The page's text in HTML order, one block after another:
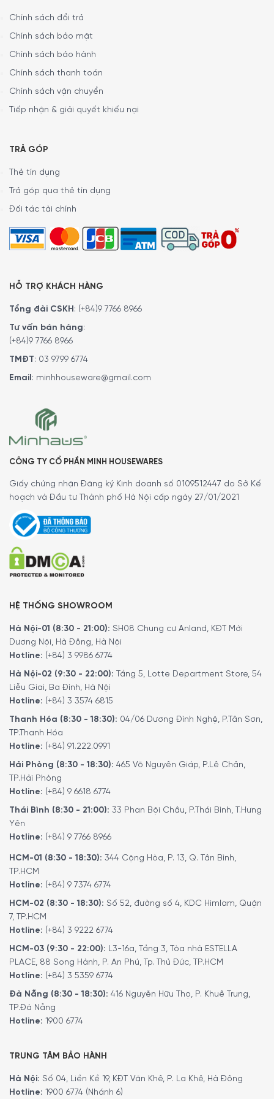
vào đáy của ống cho đến khi kem chảy ra trên miệng
ống.
Hiện tại sản phẩm
Complete Plus 100ml “
showroom cửa hàng của Minh House
vị hãy gọi điện trực tiếp vào Hotline:
tiết và đặt mua sản phẩm. Hoặc đặt hàng trực tiếp trên
website. Nhân viên tổng đài của Minh House sẽ gọi lại để
xác nhận đơn hàng với quý khách.
MINH HOUSE CAM KẾT:
Giao hàng nhanh chóng toàn quốc.
Bảo hành bằng thẻ bảo hành chính hãng từ công ty.
Ngoài ra quý khách còn có thể tham khảo thêm các sản
phẩmChăm Sóc Sức Khỏe & Làm Đẹp
bán tại các showroom củaMinh House trên toàn quốc và
website của chúng tôi.
Thêm vào đó, chúng tôi cũng có kênh
các sản phẩm, cũng như hướng dẫn sử dụng các loại thiết
bị Đồ gia dụng. Quý khách có thể tham khảo
5/5 - (2 bình chọn)
Chính sách đổi trả
Chính sách bảo mật
Chính sách bảo hành
Chính sách thanh toán
Chính sách vận chuyển
Tiếp nhận & giải quyết khiếu nại
TRẢ GÓP
Thẻ tín dụng
Trả góp qua thẻ tín dụng
Đối tác tài chính
HỖ TRỢ KHÁCH HÀNG
Tổng đài CSKH : (+84)9 7766 8966
Tư vấn bán hàng:
(+84)9 7766 8966
TMĐT: 03 9799 6774
Email : minhhouseware@gmail.com
CÔNG TY CỔ PHẦN MINH HOUSEWARES
Giấy chứng nhận Đăng ký Kinh doanh số 0109512447 do Sở Kế
hoạch và Đầu tư Thành phố Hà Nội cấp ngày 27/01/2021
HỆ THỐNG SHOWROOM
Hà Nội-01 (8:30 - 21:00): SH08 Chung cư Anland, KĐT Mới
Dương Nội, Hà Đông, Hà Nội
Hotline: (+84) 3 9986 6774
Hà Nội-02 (9:30 - 22:00): Tầng 5, Lotte Department Store, 54
Liễu Giai, Ba Đình, Hà Nội
Hotline: (+84) 3 3574 6815
Thanh Hóa (8:30 - 18:30): 04/06 Dương Đình Nghệ, P.Tân Sơn,
TP.Thanh Hóa
Hotline: (+84) 91.222.0991
Hải Phòng (8:30 - 18:30): 465 Võ Nguyên Giáp, P.Lê Chân,
TP.Hải Phòng
Hotline: (+84) 9 6618 6774
Thái Bình (8:30 - 21:00): 33 Phan Bội Châu, P.Thái Bình, T.Hưng
Yên
Hotline: (+84) 9 7766 8966
HCM-01 (8:30 - 18:30): 344 Cộng Hòa, P. 13, Q. Tân Bình,
TP.HCM
Hotline: (+84) 9 7374 6774
HCM-02 (8:30 - 18:30): Số 52, đường số 4, KDC Himlam, Quận
7, TP.HCM
Hotline: (+84) 3 9222 6774
HCM-03 (9:30 - 22:00): L3-16a, Tầng 3, Tòa nhà ESTELLA
PLACE, 88 Song Hành, P. An Phú, Tp. Thủ Đức, TP.HCM
Hotline: (+84) 3 5359 6774
Đà Nẵng (8:30 - 18:30): 416 Nguyễn Hữu Thọ, P. Khuê Trung,
TP.Đà Nẵng
Hotline: 1900 6774
TRUNG TÂM BẢO HÀNH
Hà Nội: Số 04, Liền Kề 19, KĐT Văn Khê, P. La Khê, Hà Đông
Hotline: 1900 6774 (Nhánh 6)